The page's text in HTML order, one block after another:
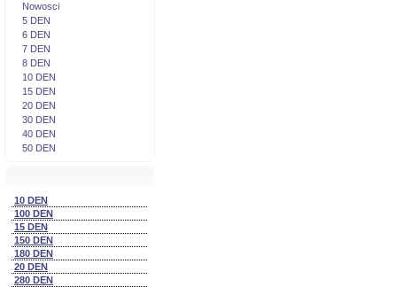
Nowosci
5 DEN
6 DEN
7 DEN
8 DEN
10 DEN
15 DEN
20 DEN
30 DEN
40 DEN
50 DEN
10 DEN
100 DEN
15 DEN
150 DEN
180 DEN
20 DEN
280 DEN